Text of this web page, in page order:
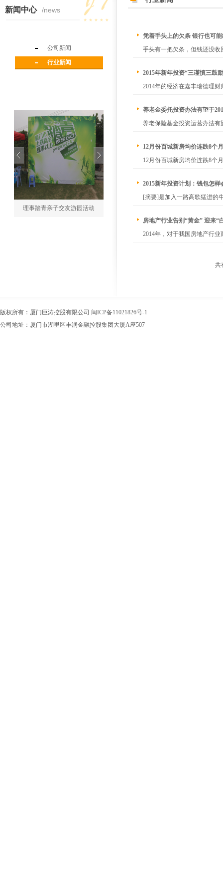
新闻中心 /news
公司新闻
行业新闻
理事踏青亲子交友游园活动
凭着手头上的欠条 银行也可
手头有一把欠条，但钱还没
2015年新年投资“三谨慎三鼓
2014年的经济在嘉丰瑞德理
养老金委托投资办法有望于
养老保险基金投资运营办法有
12月份百城新房均价连跌8个
12月份百城新房均价连跌8个
2015新年投资计划：钱包怎样
[摘要]是加入一路高歌猛进的
房地产行业告别“黄金” 迎来“
2014年，对于我国房地产行
版权所有：厦门巨涛控股有限公司 闽ICP备11021826号-1
公司地址：厦门市湖里区丰润金融控股集团大厦A座507